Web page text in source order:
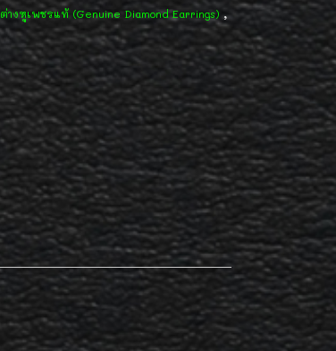
ต่างหูเพชรแท้ (Genuine Diamond Earrings),